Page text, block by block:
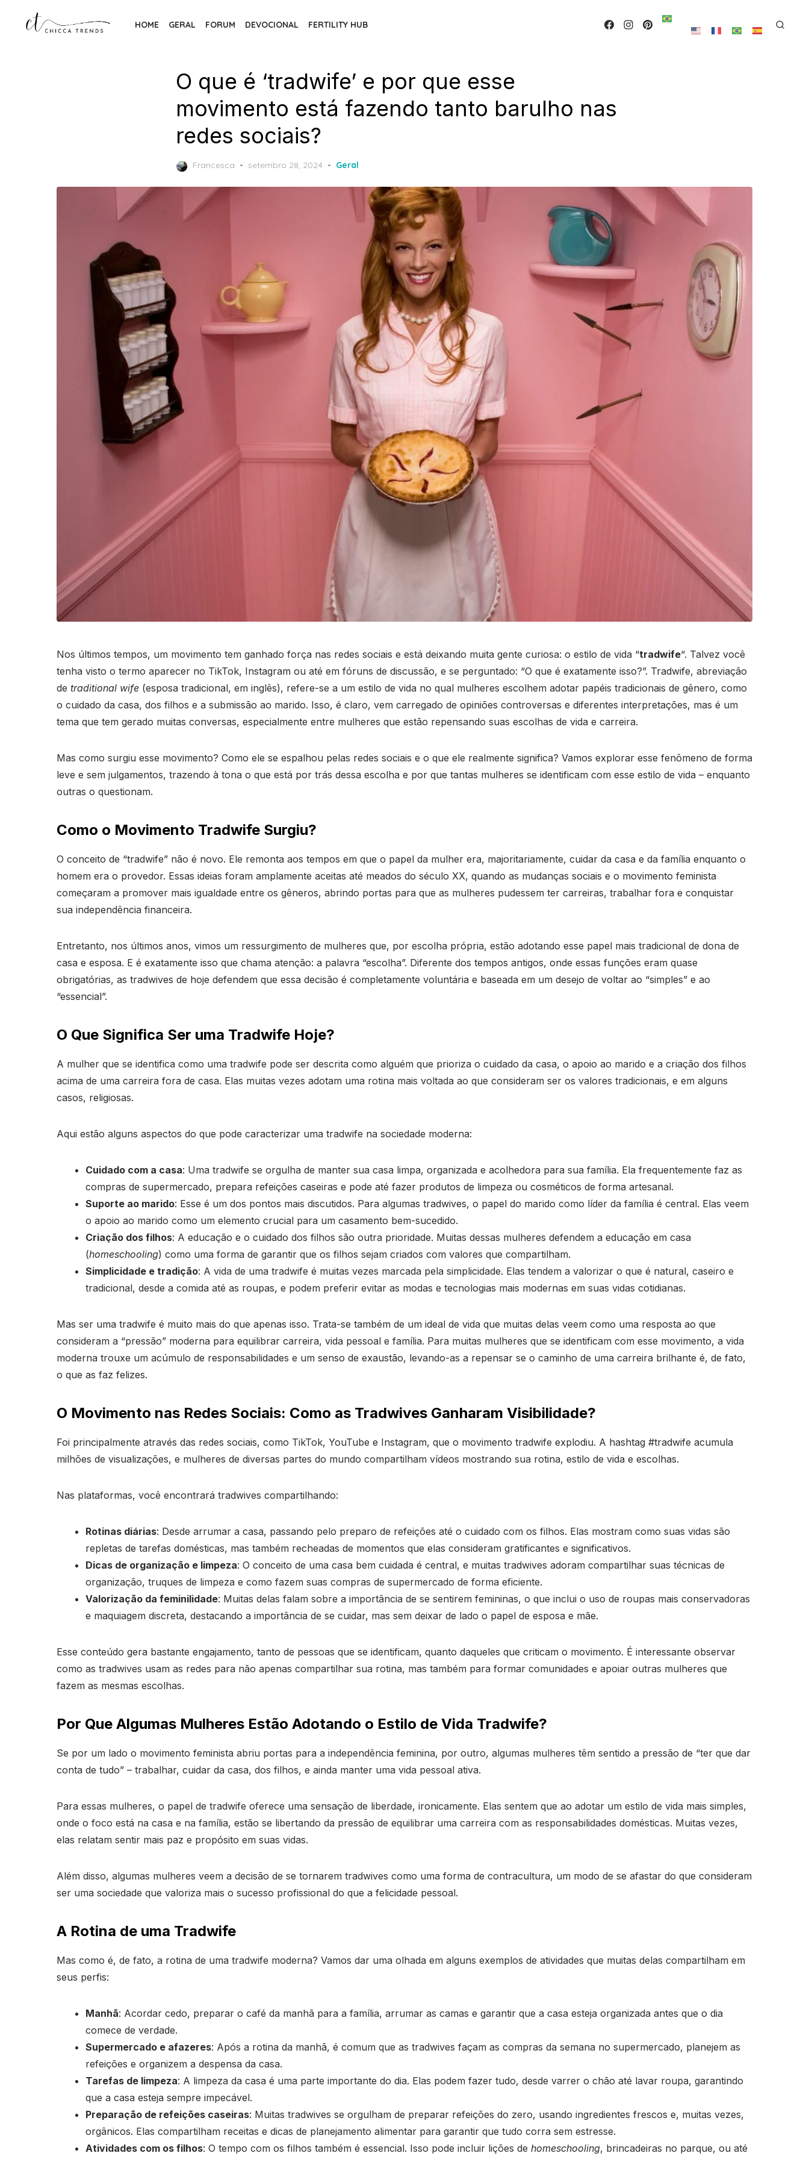
HOME GERAL FORUM DEVOCIONAL FERTILITY HUB
O que é ‘tradwife’ e por que esse
movimento está fazendo tanto barulho nas
redes sociais?
Francesca
Posted
setembro 28, 2024 Geral
Nos últimos tempos, um movimento tem ganhado força nas redes sociais e está deixando muita gente curiosa: o estilo de vida “tradwife“. Talvez você
tenha visto o termo aparecer no TikTok, Instagram ou até em fóruns de discussão, e se perguntado: “O que é exatamente isso?”. Tradwife, abreviação
de traditional wife (esposa tradicional, em inglês), refere-se a um estilo de vida no qual mulheres escolhem adotar papéis tradicionais de gênero, como
o cuidado da casa, dos filhos e a submissão ao marido. Isso, é claro, vem carregado de opiniões controversas e diferentes interpretações, mas é um
tema que tem gerado muitas conversas, especialmente entre mulheres que estão repensando suas escolhas de vida e carreira.
Mas como surgiu esse movimento? Como ele se espalhou pelas redes sociais e o que ele realmente significa? Vamos explorar esse fenômeno de forma
leve e sem julgamentos, trazendo à tona o que está por trás dessa escolha e por que tantas mulheres se identificam com esse estilo de vida – enquanto
outras o questionam.
Como o Movimento Tradwife Surgiu?
O conceito de “tradwife” não é novo. Ele remonta aos tempos em que o papel da mulher era, majoritariamente, cuidar da casa e da família enquanto o
homem era o provedor. Essas ideias foram amplamente aceitas até meados do século XX, quando as mudanças sociais e o movimento feminista
começaram a promover mais igualdade entre os gêneros, abrindo portas para que as mulheres pudessem ter carreiras, trabalhar fora e conquistar
sua independência financeira.
Entretanto, nos últimos anos, vimos um ressurgimento de mulheres que, por escolha própria, estão adotando esse papel mais tradicional de dona de
casa e esposa. E é exatamente isso que chama atenção: a palavra “escolha”. Diferente dos tempos antigos, onde essas funções eram quase
obrigatórias, as tradwives de hoje defendem que essa decisão é completamente voluntária e baseada em um desejo de voltar ao “simples” e ao
“essencial”.
O Que Significa Ser uma Tradwife Hoje?
A mulher que se identifica como uma tradwife pode ser descrita como alguém que prioriza o cuidado da casa, o apoio ao marido e a criação dos filhos
acima de uma carreira fora de casa. Elas muitas vezes adotam uma rotina mais voltada ao que consideram ser os valores tradicionais, e em alguns
casos, religiosas.
Aqui estão alguns aspectos do que pode caracterizar uma tradwife na sociedade moderna:
Cuidado com a casa: Uma tradwife se orgulha de manter sua casa limpa, organizada e acolhedora para sua família. Ela frequentemente faz as
compras de supermercado, prepara refeições caseiras e pode até fazer produtos de limpeza ou cosméticos de forma artesanal.
Suporte ao marido: Esse é um dos pontos mais discutidos. Para algumas tradwives, o papel do marido como líder da família é central. Elas veem
o apoio ao marido como um elemento crucial para um casamento bem-sucedido.
Criação dos filhos: A educação e o cuidado dos filhos são outra prioridade. Muitas dessas mulheres defendem a educação em casa
(homeschooling) como uma forma de garantir que os filhos sejam criados com valores que compartilham.
Simplicidade e tradição: A vida de uma tradwife é muitas vezes marcada pela simplicidade. Elas tendem a valorizar o que é natural, caseiro e
tradicional, desde a comida até as roupas, e podem preferir evitar as modas e tecnologias mais modernas em suas vidas cotidianas.
Mas ser uma tradwife é muito mais do que apenas isso. Trata-se também de um ideal de vida que muitas delas veem como uma resposta ao que
consideram a “pressão” moderna para equilibrar carreira, vida pessoal e família. Para muitas mulheres que se identificam com esse movimento, a vida
moderna trouxe um acúmulo de responsabilidades e um senso de exaustão, levando-as a repensar se o caminho de uma carreira brilhante é, de fato,
o que as faz felizes.
O Movimento nas Redes Sociais: Como as Tradwives Ganharam Visibilidade?
Foi principalmente através das redes sociais, como TikTok, YouTube e Instagram, que o movimento tradwife explodiu. A hashtag #tradwife acumula
milhões de visualizações, e mulheres de diversas partes do mundo compartilham vídeos mostrando sua rotina, estilo de vida e escolhas.
Nas plataformas, você encontrará tradwives compartilhando:
Rotinas diárias: Desde arrumar a casa, passando pelo preparo de refeições até o cuidado com os filhos. Elas mostram como suas vidas são
repletas de tarefas domésticas, mas também recheadas de momentos que elas consideram gratificantes e significativos.
Dicas de organização e limpeza: O conceito de uma casa bem cuidada é central, e muitas tradwives adoram compartilhar suas técnicas de
organização, truques de limpeza e como fazem suas compras de supermercado de forma eficiente.
Valorização da feminilidade: Muitas delas falam sobre a importância de se sentirem femininas, o que inclui o uso de roupas mais conservadoras
e maquiagem discreta, destacando a importância de se cuidar, mas sem deixar de lado o papel de esposa e mãe.
Esse conteúdo gera bastante engajamento, tanto de pessoas que se identificam, quanto daqueles que criticam o movimento. É interessante observar
como as tradwives usam as redes para não apenas compartilhar sua rotina, mas também para formar comunidades e apoiar outras mulheres que
fazem as mesmas escolhas.
Por Que Algumas Mulheres Estão Adotando o Estilo de Vida Tradwife?
Se por um lado o movimento feminista abriu portas para a independência feminina, por outro, algumas mulheres têm sentido a pressão de “ter que dar
conta de tudo” – trabalhar, cuidar da casa, dos filhos, e ainda manter uma vida pessoal ativa.
Para essas mulheres, o papel de tradwife oferece uma sensação de liberdade, ironicamente. Elas sentem que ao adotar um estilo de vida mais simples,
onde o foco está na casa e na família, estão se libertando da pressão de equilibrar uma carreira com as responsabilidades domésticas. Muitas vezes,
elas relatam sentir mais paz e propósito em suas vidas.
Além disso, algumas mulheres veem a decisão de se tornarem tradwives como uma forma de contracultura, um modo de se afastar do que consideram
ser uma sociedade que valoriza mais o sucesso profissional do que a felicidade pessoal.
A Rotina de uma Tradwife
Mas como é, de fato, a rotina de uma tradwife moderna? Vamos dar uma olhada em alguns exemplos de atividades que muitas delas compartilham em
seus perfis:
Manhã: Acordar cedo, preparar o café da manhã para a família, arrumar as camas e garantir que a casa esteja organizada antes que o dia
comece de verdade.
Supermercado e afazeres: Após a rotina da manhã, é comum que as tradwives façam as compras da semana no supermercado, planejem as
refeições e organizem a despensa da casa.
Tarefas de limpeza: A limpeza da casa é uma parte importante do dia. Elas podem fazer tudo, desde varrer o chão até lavar roupa, garantindo
que a casa esteja sempre impecável.
Preparação de refeições caseiras: Muitas tradwives se orgulham de preparar refeições do zero, usando ingredientes frescos e, muitas vezes,
orgânicos. Elas compartilham receitas e dicas de planejamento alimentar para garantir que tudo corra sem estresse.
Atividades com os filhos: O tempo com os filhos também é essencial. Isso pode incluir lições de homeschooling, brincadeiras no parque, ou até